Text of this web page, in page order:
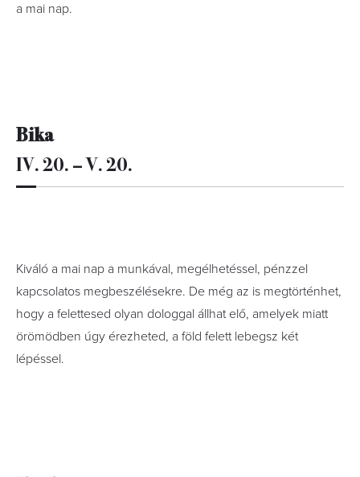
a mai nap.
Bika
IV. 20. – V. 20.
Kiváló a mai nap a munkával, megélhetéssel, pénzzel
kapcsolatos megbeszélésekre. De még az is megtörténhet,
hogy a felettesed olyan dologgal állhat elő, amelyek miatt
örömödben úgy érezheted, a föld felett lebegsz két
lépéssel.